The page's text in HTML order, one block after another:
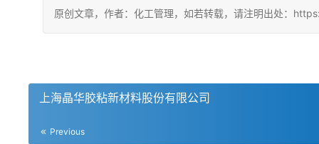
原创文章，作者：化工管理，如若转载，请注明出处：
上海晶华胶粘新材料股份有限公司
Previous